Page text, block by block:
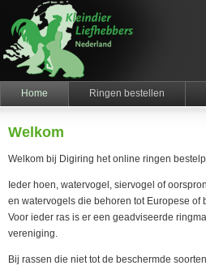
Home Ringen bestellen
Welkom
Welkom bij Digiring het online ringen
Ieder hoen, watervogel, siervogel of
en watervogels die behoren tot Europese
Voor ieder ras is er een geadviseerde
vereniging.
Bij rassen die niet tot de beschermde